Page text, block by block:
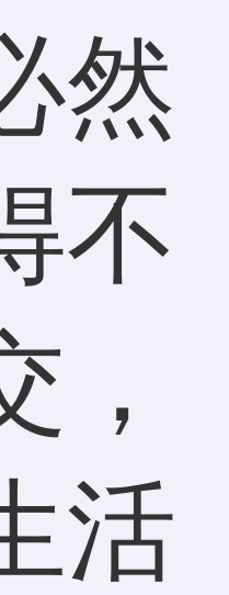
然
不
，
活